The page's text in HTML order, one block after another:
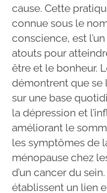
cause. Cette
connue sous le
conscience, est
atouts pour
être et le bonheur.
démontrent que se
sur une base
la dépression et
améliorant le
les symptômes de
ménopause chez
d’un cancer du
établissent un lien